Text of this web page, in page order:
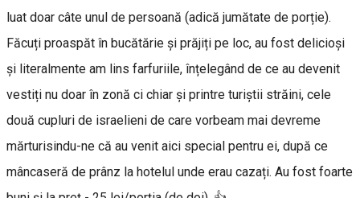
luat doar câte unul de persoană (adică jumătate de porție).
Făcuți proaspăt în bucătărie și prăjiți pe loc, au fost delicioși
și literalmente am lins farfuriile, înțelegând de ce au devenit
vestiți nu doar în zonă ci chiar și printre turiștii străini, cele
două cupluri de israelieni de care vorbeam mai devreme
mărturisindu-ne că au venit aici special pentru ei, după ce
mâncaseră de prânz la hotelul unde erau cazați. Au fost foarte